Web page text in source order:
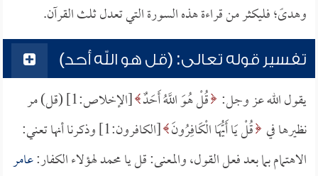
وهدىً؛ فليكثر من قراءة هذه السورة التي تعدل ثلث القرآن.
تفسير قوله تعالى: (قل هو الله أحد)
يقول الله عز وجل: قُلْ هُوَ اللَّهُ أَحَدٌ
[الإخلاص:1] (قل) مر
نظيرها في قُلْ يَا أَيُّهَا الْكَافِرُونَ
[الكافرون:1] وذكرنا أنها تعني:
الاهتمام بما بعد فعل القول، والمعنى: قل يا محمد لهؤلاء الكفار:عامر